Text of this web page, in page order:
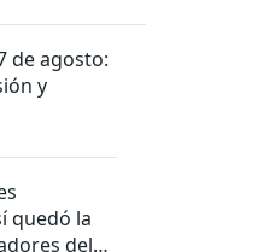
de agosto:
y
quedó la
del